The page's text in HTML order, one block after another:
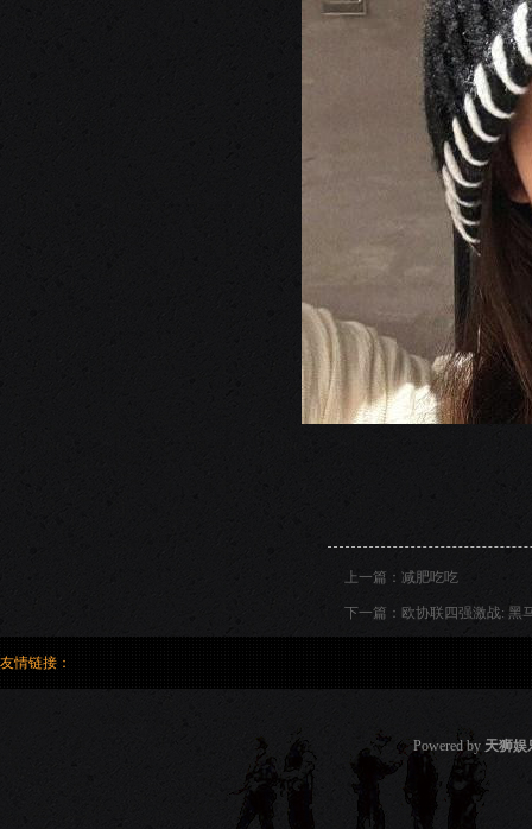
上一篇： 减肥吃吃
下一篇： 欧协联四强激战: 黑
友情链接：
Powered by 天狮娱